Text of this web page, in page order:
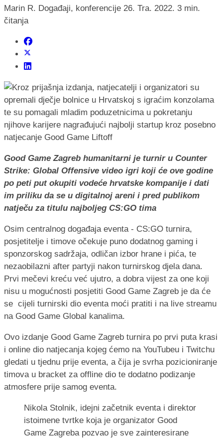
Marin R. Događaji, konferencije 26. Tra. 2022. 3 min.
čitanja
Good Game Zagreb humanitarni je turnir u Counter
Strike: Global Offensive video igri koji će ove godine
po peti put okupiti vodeće hrvatske kompanije i dati
im priliku da se u digitalnoj areni i pred publikom
natječu za titulu najboljeg CS:GO tima
Osim centralnog događaja eventa - CS:GO turnira,
posjetitelje i timove očekuje puno dodatnog gaming i
sponzorskog sadržaja, odličan izbor hrane i pića, te
nezaobilazni after partyji nakon turnirskog djela dana.
Prvi mečevi kreću već ujutro, a dobra vijest za one koji
nisu u mogućnosti posjetiti Good Game Zagreb je da će
se cijeli turnirski dio eventa moći pratiti i na live streamu
na Good Game Global kanalima.
Ovo izdanje Good Game Zagreb turnira po prvi puta krasi
i online dio natjecanja kojeg ćemo na YouTubeu i Twitchu
gledati u tjednu prije eventa, a čija je svrha pozicioniranje
timova u bracket za offline dio te dodatno podizanje
atmosfere prije samog eventa.
Nikola Stolnik, idejni začetnik eventa i direktor
istoimene tvrtke koja je organizator Good
Game Zagreba pozvao je sve zainteresirane